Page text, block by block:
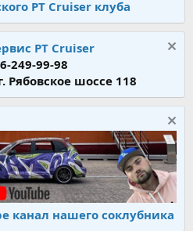
PT Cruiser клуба
PT Cruiser
249-99-98
Рябовское шоссе 118
канал нашего соклубника